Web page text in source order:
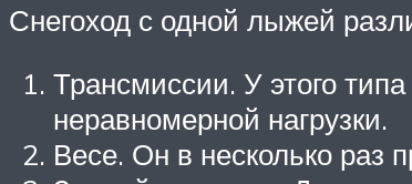
Снегоход с одной лыжей
Трансмиссии. У этого
неравномерной нагрузки.
Весе. Он в несколько раз